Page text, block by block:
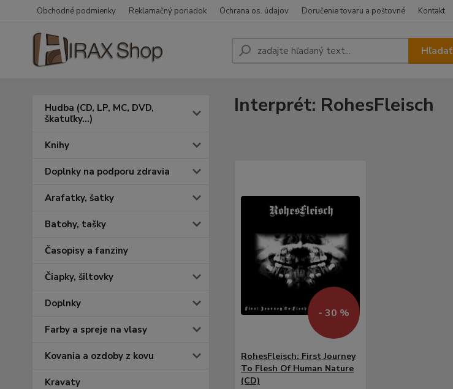
Obchodné podmienky Reklamačný poriadok Ochrana os. údajov Doručenie tovaru a poštovné Kontakt
Hľadať
Hudba (CD, LP, MC, DVD,
škatuľky...)
Knihy
Doplnky na podporu zdravia
Arafatky, šatky
Batohy, tašky
Časopisy a fanziny
Čiapky, šiltovky
Doplnky
Farby a spreje na vlasy
Kovania a ozdoby z kovu
Kravaty
Interprét: RohesFleisch
- 30 %
RohesFleisch: First Journey
To Flesh Of Human Nature
(CD)